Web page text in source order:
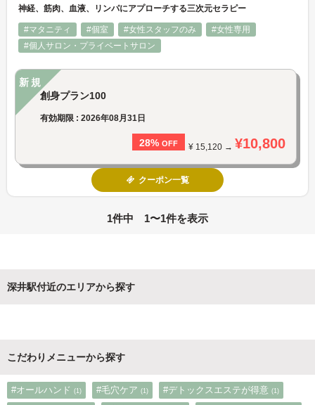
神経、筋肉、血液、リンパにアプローチする三次元セラピー
#マタニティ #個室 #女性スタッフのみ
#女性専用
#個人サロン・プライベートサロン
新規
創身プラン100
有効期限 : 2026年08月31日
28% OFF ¥ 15,120 → ¥10,800
クーポン一覧
1件中 1〜1件を表示
深井駅付近のエリアから探す
こだわりメニューから探す
#オールハンド (1) #毛穴ケア (1) #デトックスエステが得意 (1)